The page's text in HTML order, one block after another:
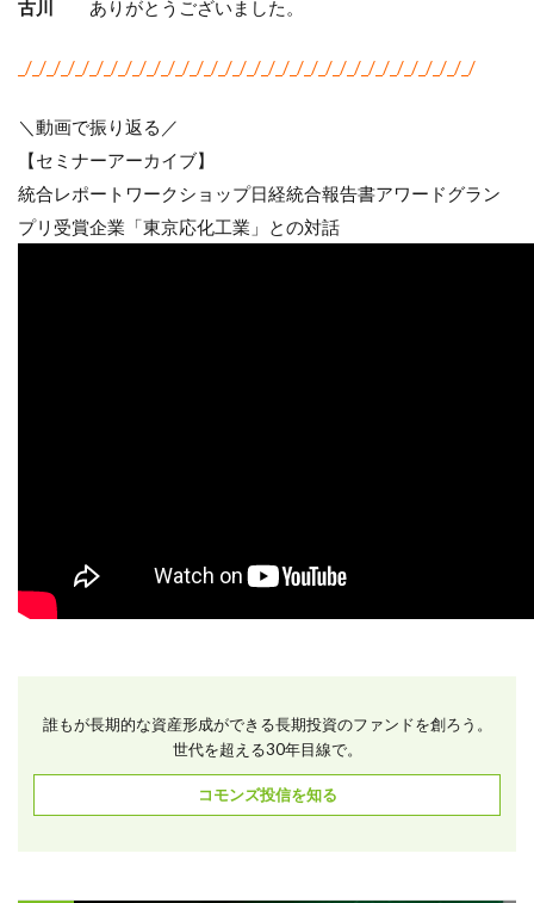
古川 ありがとうございました。
_/_/_/_/_/_/_/_/_/_/_/_/_/_/_/_/_/_/_/_/_/_/_/_/_/_/_/_/_/_/_/_/
＼動画で振り返る／
【セミナーアーカイブ】
統合レポートワークショップ日経統合報告書アワードグラン
プリ受賞企業「東京応化工業」との対話
誰もが長期的な資産形成ができる長期投資のファンドを創ろう。
世代を超える30年目線で。
コモンズ投信を知る